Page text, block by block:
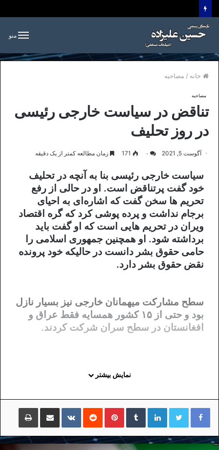
منو
خانه / مصاحبه
مصاحبه
تناقض در سیاست خارجی رئیسی
در روز تحلیف
آگوست 5, 2021 ۰ 171 زمان مطالعه کمتر از یک دقیقه
سیاست خارجی رئیسی بنا به آنچه در تحلیف
خود گفت پرتناقض است. او در حالی از رفع
تحریم ها سخن گفت که اشاره‌ای به احیای
برجام نداشت و پرده پوشی کرد که گره اقتصاد
ویران در تحریم هایی است که او گفت باید
برداشته شود. او همچنین جمهوری اسلامی را
حامی حقوق بشر دانست در حالیکه خود پرونده
نقض حقوق بشر دارد.
سطح مشارکت میهمانان خارجی نیز بسیار نازل
بود و حتی از ۱۵ کشور همسایه فقط عراق و
افغانستان در سطح سران شرکت کردند.
نمایش بیشتر
لینکداینتامبلر پینتریستReddit
VKontakte
اشتراک گذاری با ایمیل چاپ